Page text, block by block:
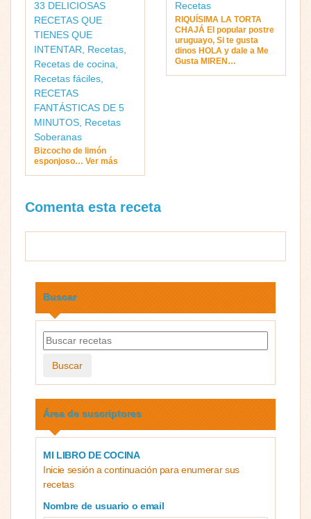
33 DELICIOSAS
RECETAS QUE
TIENES QUE
INTENTAR, Recetas,
Recetas de cocina,
Recetas fáciles,
RECETAS
FANTÁSTICAS DE 5
MINUTOS, Recetas
Soberanas
Bizcocho de limón
esponjoso… Ver más
Recetas
RIQUÍSIMA LA TORTA
CHAJÁ El popular postre
uruguayo, Si te gusta
dinos HOLA y dale a Me
Gusta MIREN…
Comenta esta receta
Buscar
Buscar
Área de suscriptores
MI LIBRO DE COCINA
Inicie sesión a continuación para enumerar sus
recetas
Nombre de usuario o email